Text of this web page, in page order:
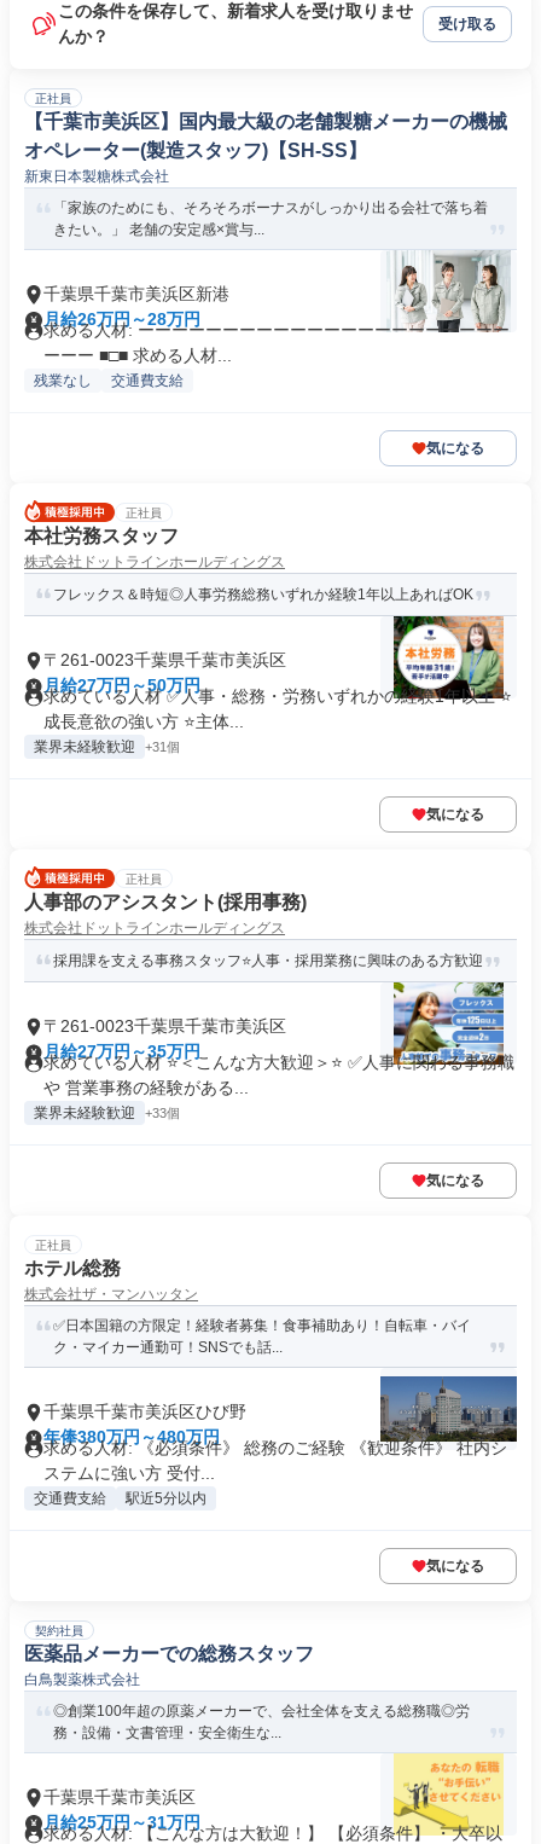
この条件を保存して、新着求人を受け取りませ
んか？
受け取る
正社員
【千葉市美浜区】国内最大級の老舗製糖メーカーの機械
オペレーター(製造スタッフ)【SH-SS】
新東日本製糖株式会社
「家族のためにも、そろそろボーナスがしっかり出る会社で落ち着
きたい。」 老舗の安定感×賞与...
千葉県千葉市美浜区新港
月給26万円～28万円
求める人材: ーーーーーーーーーーーーーーーーーーーーーー
ーーー ■□■ 求める人材...
残業なし 交通費支給
気になる
正社員
本社労務スタッフ
株式会社ドットラインホールディングス
フレックス＆時短◎人事労務総務いずれか経験1年以上あればOK
〒261-0023千葉県千葉市美浜区
月給27万円～50万円
求めている人材 ✅人事・総務・労務いずれかの経験1年以上 ⭐
成長意欲の強い方 ⭐主体...
業界未経験歓迎 +31個
気になる
正社員
人事部のアシスタント(採用事務)
株式会社ドットラインホールディングス
採用課を支える事務スタッフ⭐人事・採用業務に興味のある方歓迎
〒261-0023千葉県千葉市美浜区
月給27万円～35万円
求めている人材 ⭐＜こんな方大歓迎＞⭐ ✅人事に関わる事務職
や 営業事務の経験がある...
業界未経験歓迎 +33個
気になる
正社員
ホテル総務
株式会社ザ・マンハッタン
✅日本国籍の方限定！経験者募集！食事補助あり！自転車・バイ
ク・マイカー通勤可！SNSでも話...
千葉県千葉市美浜区ひび野
年俸380万円～480万円
求める人材: 《必須条件》 総務のご経験 《歓迎条件》 社内シ
ステムに強い方 受付...
交通費支給 駅近5分以内
気になる
契約社員
医薬品メーカーでの総務スタッフ
白鳥製薬株式会社
◎創業100年超の原薬メーカーで、会社全体を支える総務職◎労
務・設備・文書管理・安全衛生な...
千葉県千葉市美浜区
月給25万円～31万円
求める人材: 【こんな方は大歓迎！】 【必須条件】 ・大卒以